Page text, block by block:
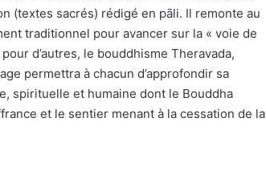
(textes sacrés) rédigé en pāli. Il remonte au
traditionnel pour avancer sur la « voie de
d’autres, le bouddhisme Theravada,
permettra à chacun d’approfondir sa
spirituelle et humaine dont le Bouddha
et le sentier menant à la cessation de la